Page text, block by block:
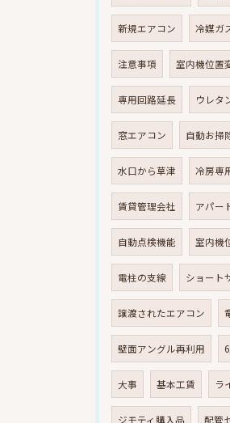
新規エアコン 冷媒ガ
注意事項 室内機位置
専用回路延長 ウレタ
窓エアコン 自動お掃
水口から草津 冷房専
賃貸管理会社 アパー
自動点検機能 室内機
電柱の支線 ショート
譲渡されたエアコン
壁面アングル再利用
大事 基本工賃 ラ
ジモティ購入品 配管